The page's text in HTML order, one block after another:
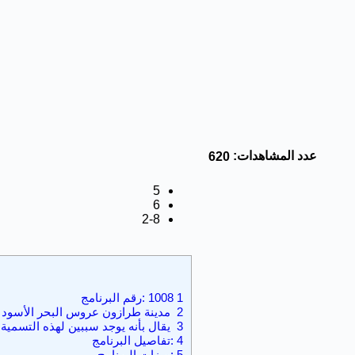
عدد المشاهدات: 620
5
6
2-8
1
2 مدينة طرازون عروس البحر الأسود
3 يقال بأنه يوجد سببين لهذه التسمية
4 :تفاصيل البرنامج